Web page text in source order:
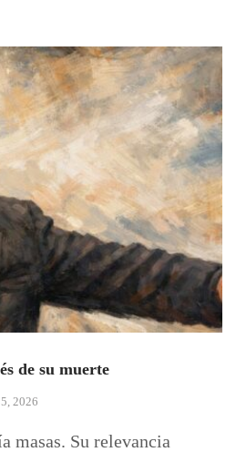
de su muerte
2026
masas. Su relevancia